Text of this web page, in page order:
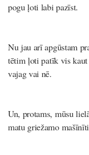
pogu ļoti labi pazīst.
Nu jau arī apgūstam
tētim ļoti patīk vis
vajag vai nē.
Un, protams, mūsu
matu griežamo